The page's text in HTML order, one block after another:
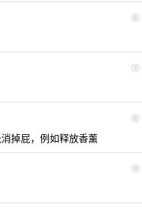
6
7
8
掉屁，例如释放香薰
9